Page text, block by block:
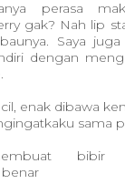
perasa
gak? Nah lip
Saya
dengan
enak dibawa
sama
bibir